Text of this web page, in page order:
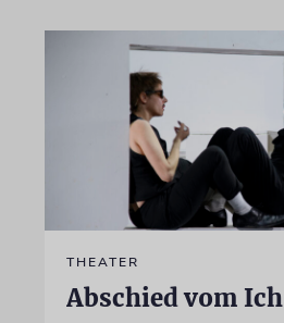
THEATER
Abschied vom Ich